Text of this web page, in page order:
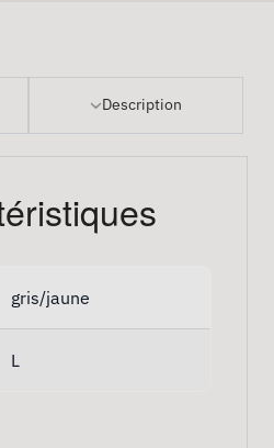
Description
gris/jaune
L